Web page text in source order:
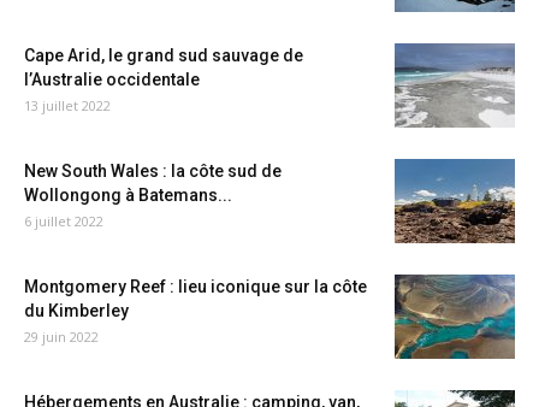
Cape Arid, le grand sud sauvage de
l’Australie occidentale
13 juillet 2022
New South Wales : la côte sud de
Wollongong à Batemans...
6 juillet 2022
Montgomery Reef : lieu iconique sur la côte
du Kimberley
29 juin 2022
Hébergements en Australie : camping, van,